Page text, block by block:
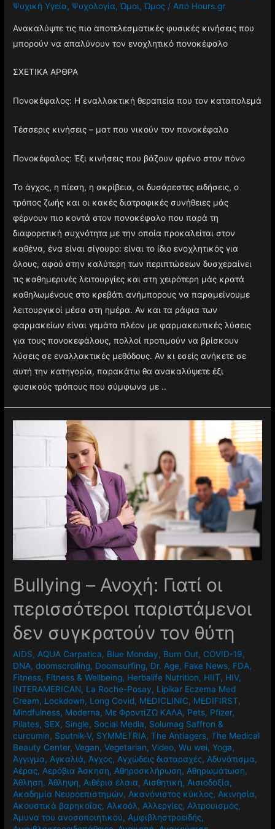
Ψυχική Υγεία, Ψυχολογία,Ώμοι,Ώμος / Από Hours.gr
Ανακαλύψτε τις πιο αποτελεσματικές φυσικές κινήσεις που
μπορούν να απαλύνουν τον ενοχλητικό πονοκέφαλο
ΣΧΕΤΙΚΑ ΑΡΘΡΑ
Πονοκέφαλος: Η εναλλακτική θεραπεία που τον καταπολεμά
Τέσσερις κινήσεις – ματ που νικούν τον πονοκέφαλο
Πονοκέφαλος: Έξι κινήσεις που βάζουν φρένο στον πόνο
Το άγχος, η πίεση, η ακρίβεια, οι δυσάρεστες ειδήσεις, ο
τρόπος ζωής και οι κακές διατροφικές συνήθειες μάς
φέρνουν πιο κοντά στον πονοκέφαλο που παρά τη
διαφορετική συχνότητα με την οποία προκαλείται στον
καθένα, ένα είναι σίγουρο: είναι το ίδιο ενοχλητικός για
όλους, αφού στην καλύτερη των περιπτώσεων δυσχεραίνει
τις καθημερινές λειτουργίες και στη χειρότερη μάς κρατά
καθηλωμένους στο κρεβάτι ανήμπορους να παραμείνουμε
λειτουργικοί μέσα στη ημέρα. Αν και τα ράφια των
φαρμακείων είναι γεμάτα πλέον με φαρμακευτικές λύσεις
για τους πονοκεφάλους, πολλοί προτιμούν να βρίσκουν
λύσεις σε εναλλακτικές μεθόδους. Αν κι εσείς ανήκετε σε
αυτή την κατηγορία, παρακάτω θα ανακαλύψετε έξι
φυσικούς τρόπους που σύμφωνα με ..
Βullying – Ανοχή: Γιατί οι
περισσότεροι παριστάμενοι
δεν συγκρατούν τον θύτη
AIDS, AQUA Carpatica, Blue Monday, Burn Out, COVID-19,
DNA,doomscrolling, Doomsurfing, Dr. Age, Fake News, FDA,
Fitness, Fitness & Wellbeing, Herbalife Nutrition, HIIT, HIV,
INTERAMERICAN, La Roche-Posay, Lipikar Eczema Med
Cream, Lockdown, Long Covid, MEDICLINIC, MEDIFIRST,
Mindfulness, Moderna, Mε ΦροντίΖΩ ΚΑΛΑ, Pets, Pfizer,
Pilates, SEX, Single, Social Media, Solumag Saffron &
curcumin, Sputnik-V, SYMMETRIA,The Antiagers,The Medical
Beauty Center,Vegan,Vegetarian,Video,Wu wei,Yoga,
Άγγιγμα, Αγκαλιά, Άγχος, Αγχώδεις διαταραχές, Αδυνάτισμα,
Αέρας, Αερόβια Άσκηση, Αθηροσκλήρωση, Αθηρωμάτωση,
Άθληση, Άθληψη, Αιθέρια έλαια, Αισθητική, Αισιοδοξία,
Ακαδημία Νευροεπιστημών, Ακανόνιστος κύκλος, Ακινησία,
Ακουστικά βαρηκοΐας, Αλκοόλ, Αλλεργίες, Αλτρουισμός,
Άμυνα του ανοσοποιητικού, Αμφιβληστροειδής,